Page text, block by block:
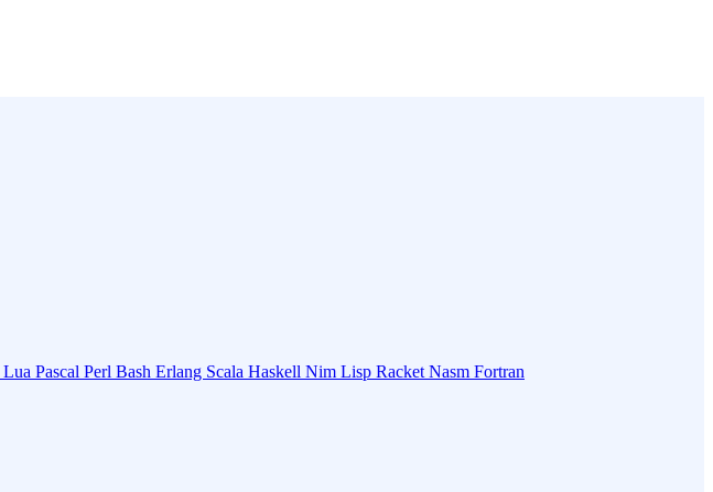
Lua Pascal Perl Bash Erlang Scala Haskell Nim Lisp Racket Nasm Fortran